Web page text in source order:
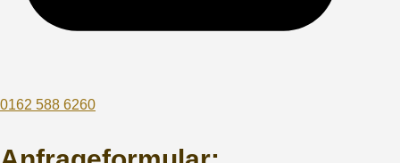
0162 588 6260